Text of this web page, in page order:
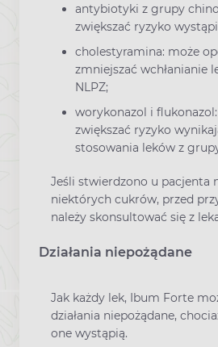
antybiotyki z grupy
zwiększać ryzyko
cholestyramina: może
zmniejszać wchłanianie
NLPZ;
worykonazol i
zwiększać ryzyko
stosowania leków z
Jeśli stwierdzono u pacjenta
niektórych cukrów, przed
należy skonsultować się z
Działania niepożądane
Jak każdy lek, Ibum Forte
działania niepożądane,
one wystąpią.